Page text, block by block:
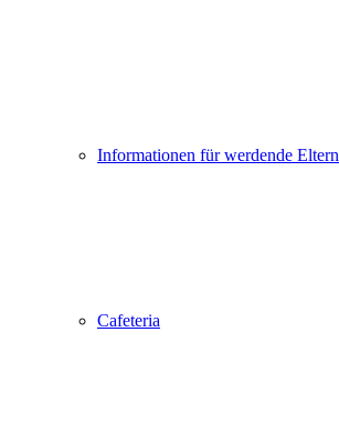
Informationen für werdende Eltern
Cafeteria